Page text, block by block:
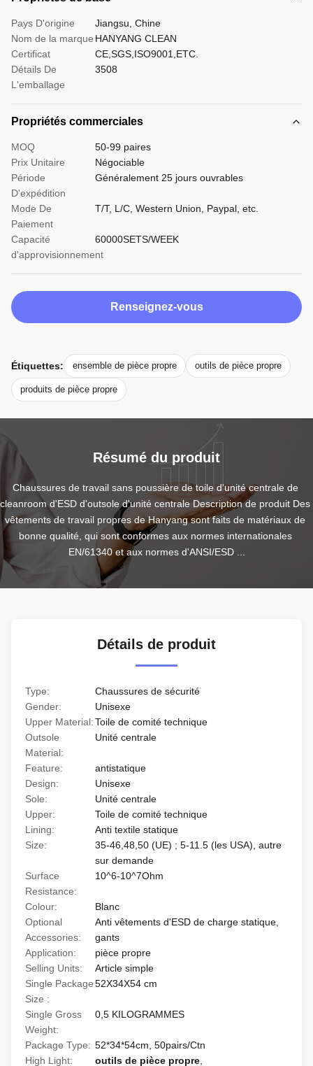
Pays D'origine
Jiangsu, Chine
Nom de la marque HANYANG CLEAN
Certificat
CE,SGS,ISO9001,ETC.
Détails De
L'emballage
3508
Propriétés commerciales
MOQ
50-99 paires
Prix Unitaire
Négociable
Période
D'expédition
Généralement 25 jours ouvrables
Mode De
Paiement
T/T, L/C, Western Union, Paypal, etc.
Capacité
d'approvisionnement
60000SETS/WEEK
Renseignez-vous
Étiquettes: ensemble de pièce propre outils de pièce propre
produits de pièce propre
Résumé du produit
Chaussures de travail sans poussière de toile d'unité centrale de
cleanroom d'ESD d'outsole d'unité centrale Description de produit Des
vêtements de travail propres de Hanyang sont faits de matériaux de
bonne qualité, qui sont conformes aux normes internationales
EN/61340 et aux normes d'ANSI/ESD ...
Détails de produit
Type:
Chaussures de sécurité
Gender:
Unisexe
Upper Material:Toile de comité technique
Outsole
Material:
Unité centrale
Feature:
antistatique
Design:
Unisexe
Sole:
Unité centrale
Upper:
Toile de comité technique
Lining:
Anti textile statique
Size:
35-46,48,50 (UE) ; 5-11.5 (les USA), autre
sur demande
Surface
Resistance:
10^6-10^7Ohm
Colour:
Blanc
Optional
Accessories:
Anti vêtements d'ESD de charge statique,
gants
Application:
pièce propre
Selling Units:
Article simple
Single Package
Size :
52X34X54 cm
Single Gross
Weight:
0,5 KILOGRAMMES
Package Type: 52*34*54cm, 50pairs/Ctn
High Light:
outils de pièce propre